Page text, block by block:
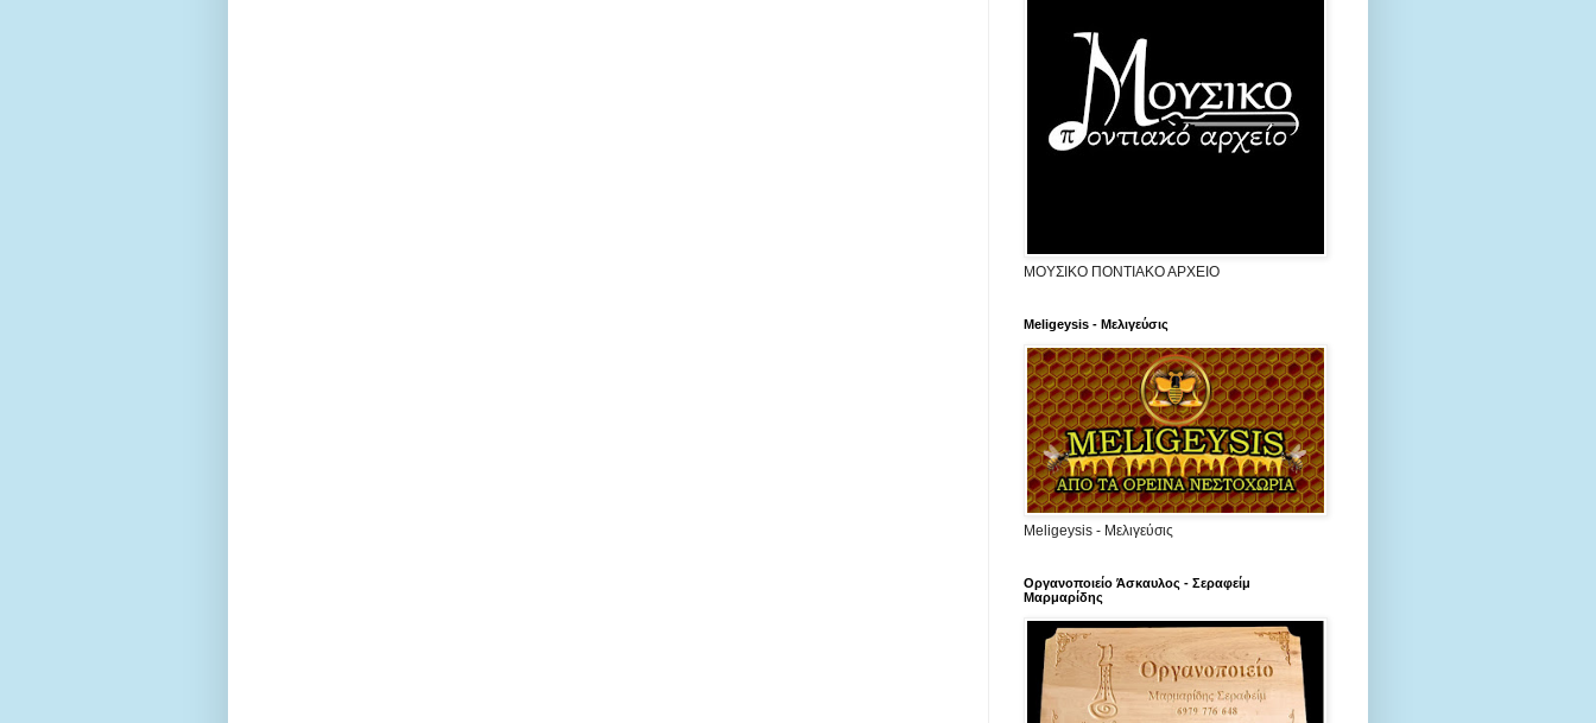
ΜΟΥΣΙΚΟ ΠΟΝΤΙΑΚΟ ΑΡΧΕΙΟ
Meligeysis - Μελιγεύσις
Meligeysis - Μελιγεύσις
Οργανοποιείο Άσκαυλος - Σεραφείμ
Μαρμαρίδης